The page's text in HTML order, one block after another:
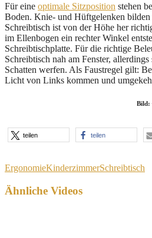
Für eine optimale Sitzposition stehen
Boden. Knie- und Hüftgelenken
Schreibtisch ist von der Höhe her
im Ellenbogen ein rechter Winkel
Schreibtischplatte. Für die richtige
Schreibtisch nah am Fenster,
Schatten werfen. Als Faustregel gilt:
Licht von Links kommen und
Bild:
teilen teilen
ErgonomieKinderzimmerSchreibtisch
Ähnliche Videos